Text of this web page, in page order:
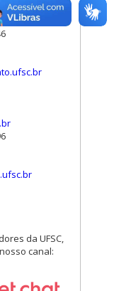
da UFSC,
canal: